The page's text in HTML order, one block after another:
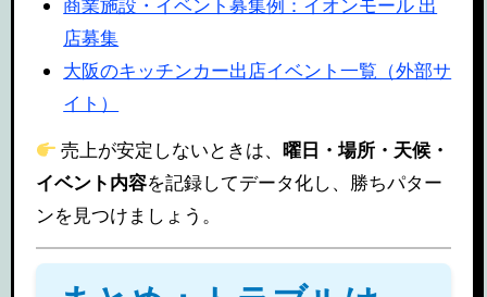
商業施設・イベント募集例：イオンモール 出
店募集
大阪のキッチンカー出店イベント一覧（外部サ
イト）
売上が安定しないときは、 曜日・場所・天候・
イベント内容を記録してデータ化し、勝ちパター
ンを見つけましょう。